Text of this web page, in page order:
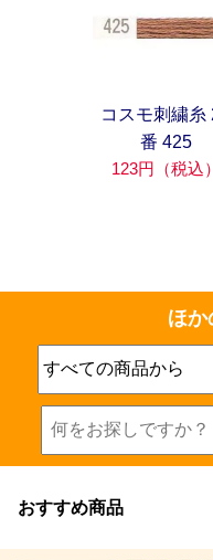
コスモ刺繍糸
番 425
123円（税込）
ほか
おすすめ商品